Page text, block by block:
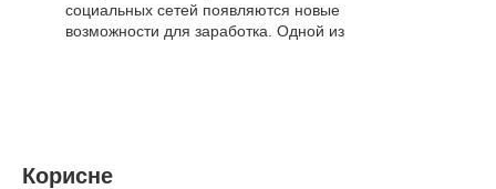
социальных сетей появляются новые
возможности для заработка. Одной из
Корисне